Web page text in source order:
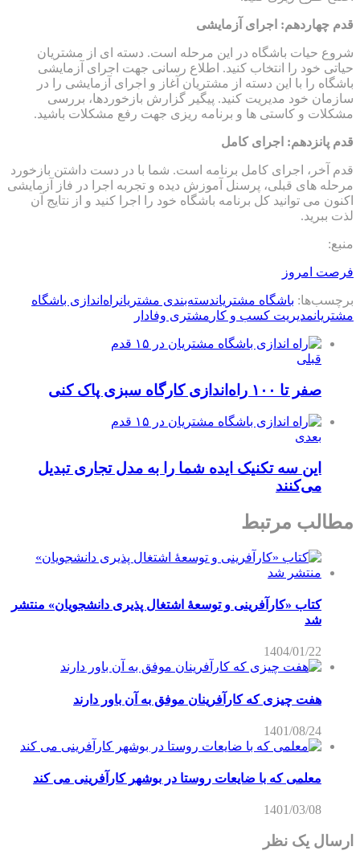
قدم چهاردهم: اجرای آزمایشی
شروع حیات باشگاه در این مرحله است. دسته ای از مشتریان
حیاتی خود را انتخاب کنید. اطلاع رسانی جهت اجرای آزمایشی
باشگاه را با این دسته از مشتریان آغاز و اجرای آزمایشی را در
سازمان خود مدیریت کنید. پیگیر گزارش بازخوردها، بررسی
مشکلات و کاستی ها و برنامه ریزی جهت رفع مشکلات باشید.
قدم پانزدهم: اجرای کامل
قدم آخر، اجرای کامل برنامه است. شما با در دست داشتن بازخورد
مرحله های قبلی، پرسنل آموزش دیده و تجربه اجرا در فاز آزمایشی
اکنون می توانید کل برنامه باشگاه خود را اجرا کنید و از نتایج آن
لذت ببرید.
منبع:
فرصت امروز
برچسب‌ها: باشگاه مشتریاندسته‌بندی مشتریانراه‌اندازی باشگاه
مشتریانمدیریت کسب و کار مشتری وفادار
قبلی
صفر تا ۱۰۰ راه‌اندازی کارگاه سبزی پاک کنی
بعدی
این سه تکنیک ایده‌ شما را به مدل تجاری تبدیل
می‌کنند
مطالب مرتبط
کتاب «کارآفرینی و توسعۀ اشتغال پذیری دانشجویان» منتشر
شد
1404/01/22
هفت چیزی که کارآفرینان موفق به آن باور دارند
1401/08/24
معلمی که با ضایعات روستا در بوشهر کارآفرینی می کند
1401/03/08
ارسال یک نظر